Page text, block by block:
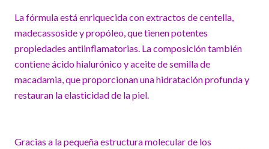
La fórmula está enriquecida con extractos de centella,
madecassoside y propóleo, que tienen potentes
propiedades antiinflamatorias. La composición también
contiene ácido hialurónico y aceite de semilla de
macadamia, que proporcionan una hidratación profunda y
restauran la elasticidad de la piel.
Gracias a la pequeña estructura molecular de los